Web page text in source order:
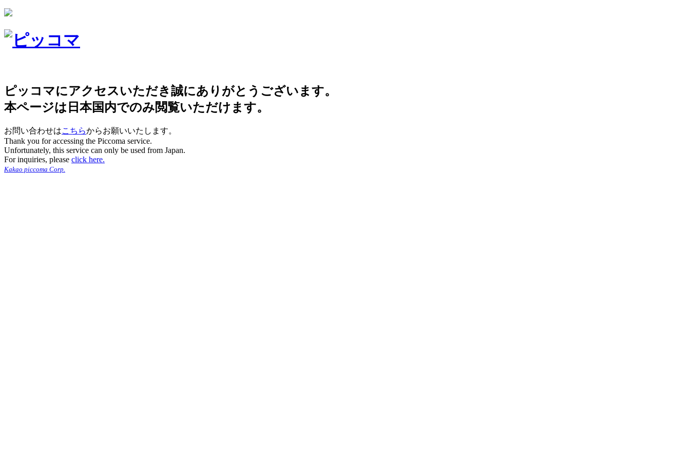
ピッコマにアクセスいただき誠にありがとうございます。
本ページは日本国内でのみ閲覧いただけます。
お問い合わせはこちらからお願いいたします。
Thank you for accessing the Piccoma service.
Unfortunately, this service can only be used from Japan.
For inquiries, please click here.
Kakao piccoma Corp.